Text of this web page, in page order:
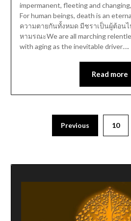
impermanent, fleeting and
For human beings, death is an
ความตายกันทั้งหมด มีชราเป็นผู้ต้อน
หามรณะWe are all marching
with aging as the inevitable driver….
Read more
Previous 10